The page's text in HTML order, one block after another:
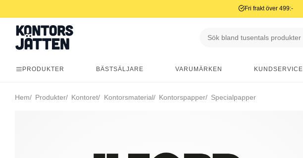
Fri frakt över 499:-
PRODUKTER BÄSTSÄLJARE VARUMÄRKEN KUNDSERVICE
Hem Produkter Kontoret Kontorsmaterial Kontorspapper Specialpapper